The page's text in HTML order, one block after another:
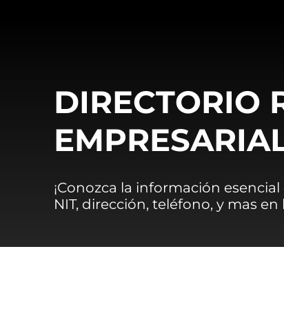
DIRECTORIO
¡Conozca la información
NIT, dirección, teléfono, y mas